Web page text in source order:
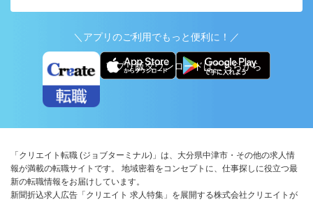
＼アプリのご利用でもっと便利に！／
アプリ版ダウンロードはこちらから
「クリエイト転職 (ジョブターミナル)」は、大分県中津市・その他の求人情
報が満載の転職サイトです。 地域密着をコンセプトに、仕事探しに役立つ最
新の転職情報をお届けしています。
新聞折込求人広告「クリエイト 求人特集」を展開する株式会社クリエイトが